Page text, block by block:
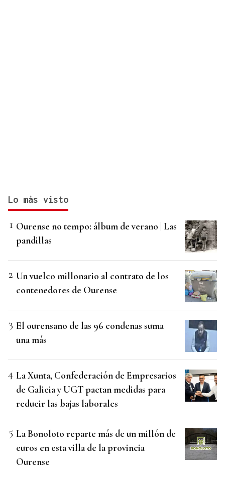
Lo más visto
Ourense no tempo: álbum de verano | Las
pandillas
Un vuelco millonario al contrato de los
contenedores de Ourense
El ourensano de las 96 condenas suma
una más
La Xunta, Confederación de Empresarios
de Galicia y UGT pactan medidas para
reducir las bajas laborales
La Bonoloto reparte más de un millón de
euros en esta villa de la provincia
Ourense